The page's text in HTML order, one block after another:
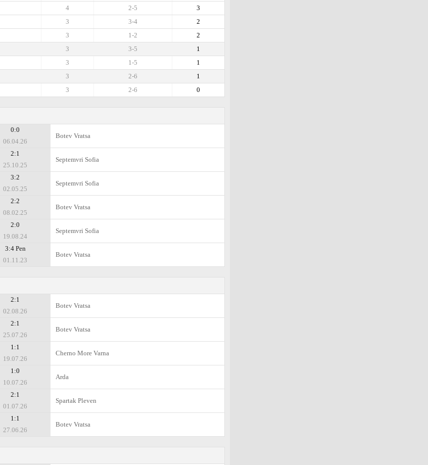
3
2-5
4
2
3-4
3
2
1-2
3
1
3-5
3
1
1-5
3
1
2-6
3
0
2-6
3
0:0
06.04.26
Botev Vratsa
2:1
25.10.25
Septemvri Sofia
3:2
02.05.25
Septemvri Sofia
2:2
08.02.25
Botev Vratsa
2:0
19.08.24
Septemvri Sofia
3:4 Pen
01.11.23
Botev Vratsa
2:1
02.08.26
Botev Vratsa
2:1
25.07.26
Botev Vratsa
1:1
19.07.26
Cherno More Varna
1:0
10.07.26
Arda
2:1
01.07.26
Spartak Pleven
1:1
27.06.26
Botev Vratsa